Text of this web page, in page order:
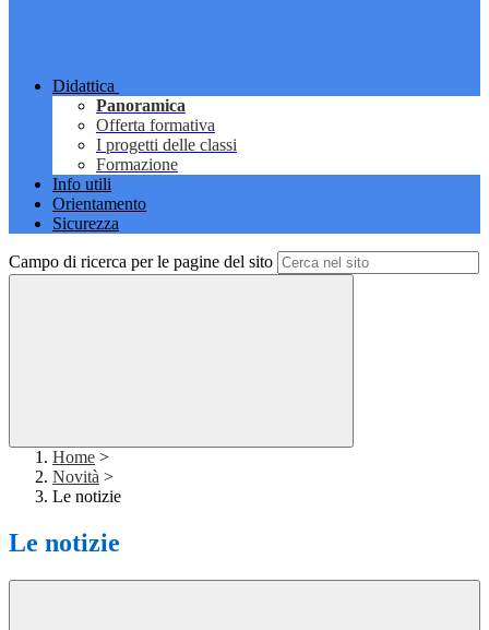
Didattica
Panoramica
Offerta formativa
I progetti delle classi
Formazione
Info utili
Orientamento
Sicurezza
Campo di ricerca per le pagine del sito
Home >
Novità >
Le notizie
Le notizie